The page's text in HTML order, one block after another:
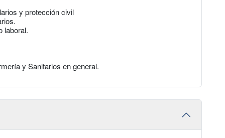
y protección civil
laboral.
y Sanitarios en general.